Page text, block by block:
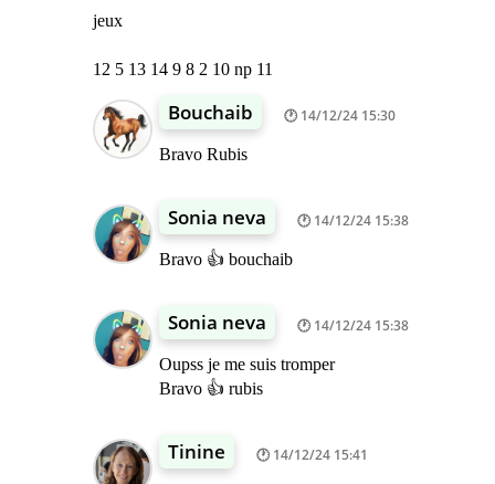
jeux
12 5 13 14 9 8 2 10 np 11
Bouchaib 14/12/24 15:30
Bravo Rubis
Sonia neva 14/12/24 15:38
Bravo 👍 bouchaib
Sonia neva 14/12/24 15:38
Oupss je me suis tromper
Bravo 👍 rubis
Tinine 14/12/24 15:41